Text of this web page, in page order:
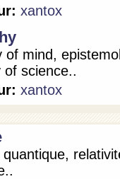
xantox
of mind,
of science..
xantox
quantique,